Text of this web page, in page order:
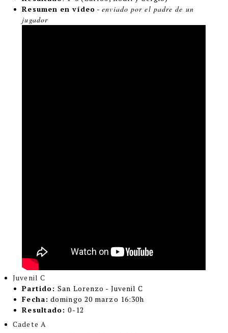
Resumen en vídeo -enviado por el padre de un
jugador
Juvenil C
Partido:San Lorenzo - Juvenil C
Fecha: domingo 20 marzo 16:30h
Resultado:0-12
Cadete A